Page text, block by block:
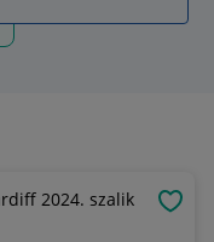
2024. szalik